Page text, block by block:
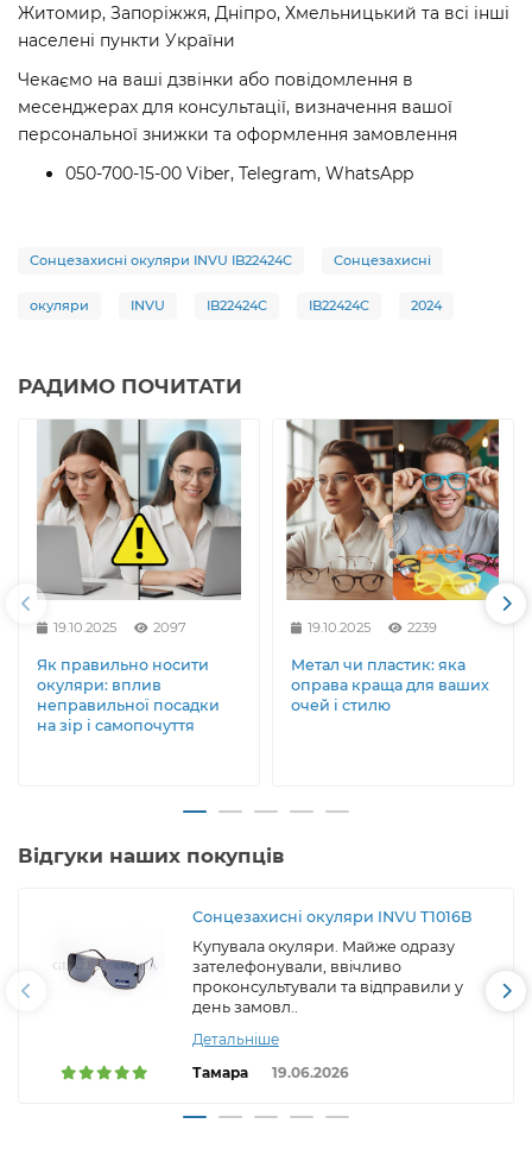
Житомир, Запоріжжя, Дніпро, Хмельницький та всі інші
населені пункти України
Чекаємо на ваші дзвінки або повідомлення в
месенджерах для консультації, визначення вашої
персональної знижки та оформлення замовлення
050-700-15-00 Viber, Telegram, WhatsApp
Сонцезахисні окуляри INVU IB22424C Сонцезахисні
окуляри INVU IB22424C IB22424C 2024
РАДИМО ПОЧИТАТИ
19.10.2025 2097
Як правильно носити
окуляри: вплив
неправильної посадки
на зір і самопочуття
19.10.2025 2239
Метал чи пластик: яка
оправа краща для ваших
очей і стилю
Відгуки наших покупців
Сонцезахисні окуляри INVU T1016B
Купувала окуляри. Майже одразу
зателефонували, ввічливо
проконсультували та відправили у
день замовл..
Детальніше
Тамара
19.06.2026